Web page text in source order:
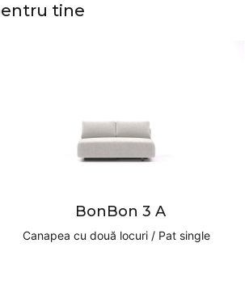
tine
BonBon 3 A
Canapea cu două locuri / Pat single